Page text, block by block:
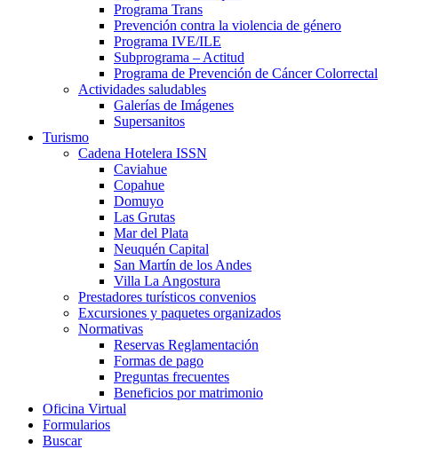
Programa Trans
Prevención contra la violencia de género
Programa IVE/ILE
Subprograma – Actitud
Programa de Prevención de Cáncer Colorrectal
Actividades saludables
Galerías de Imágenes
Supersanitos
Turismo
Cadena Hotelera ISSN
Caviahue
Copahue
Domuyo
Las Grutas
Mar del Plata
Neuquén Capital
San Martín de los Andes
Villa La Angostura
Prestadores turísticos convenios
Excursiones y paquetes organizados
Normativas
Reservas Reglamentación
Formas de pago
Preguntas frecuentes
Beneficios por matrimonio
Oficina Virtual
Formularios
Buscar